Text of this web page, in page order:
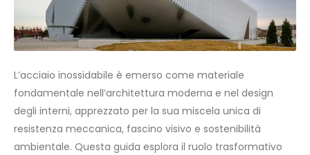
L’acciaio inossidabile è emerso come materiale
fondamentale nell’architettura moderna e nel design
degli interni, apprezzato per la sua miscela unica di
resistenza meccanica, fascino visivo e sostenibilità
ambientale. Questa guida esplora il ruolo trasformativo